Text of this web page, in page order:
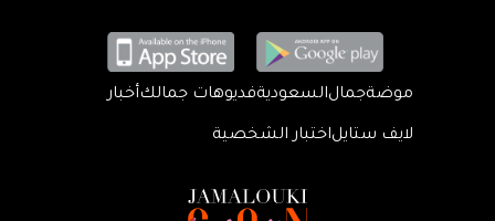
موضةجمالالسعوديةفديوهات جمالكأخبار
لايف ستايلاختبار الشخصية